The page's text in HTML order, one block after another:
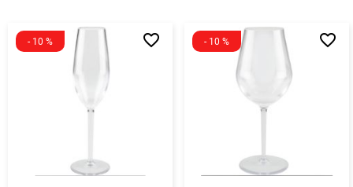
- 10 % favorite_border - 10 % favorite_border